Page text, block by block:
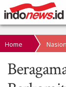
Home